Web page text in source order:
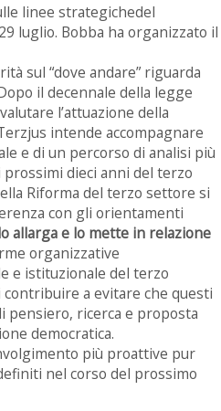
linee strategichedel
luglio. Bobba ha organizzato il
sul “dove andare” riguarda
il decennale della legge
l’attuazione della
intende accompagnare
e di un percorso di analisi più
dieci anni del terzo
Riforma del terzo settore si
con gli orientamenti
allarga e lo mette in relazione
organizzative
e istituzionale del terzo
contribuire a evitare che questi
pensiero, ricerca e proposta
democratica.
più proattive pur
nel corso del prossimo